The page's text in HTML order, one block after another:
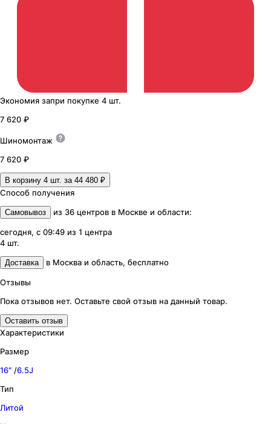
Экономия запри покупке 4 шт.
7 620 ₽
Шиномонтаж
7 620 ₽
В корзину 4 шт. за 44 480 ₽
Способ получения
Самовывоз из 36 центров в Москве и области:
сегодня, с 09:49 из 1 центра
4 шт.
Доставка в Москва и область, бесплатно
Отзывы
Пока отзывов нет. Оставьте свой отзыв на данный товар.
Оставить отзыв
Характеристики
Размер
16″ /6.5J
Тип
Литой